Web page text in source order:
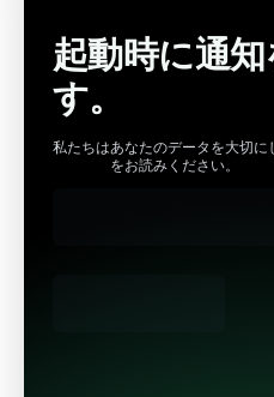
起動時に通
す。
私たちはあなたのデータを大切に
をお読みください。